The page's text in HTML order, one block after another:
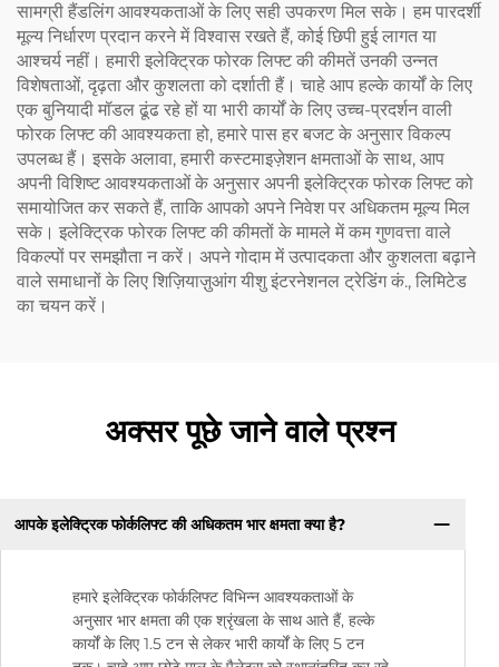
सामग्री हैंडलिंग आवश्यकताओं के लिए सही उपकरण मिल सके। हम पारदर्शी
मूल्य निर्धारण प्रदान करने में विश्वास रखते हैं, कोई छिपी हुई लागत या
आश्चर्य नहीं। हमारी इलेक्ट्रिक फोरक लिफ्ट की कीमतें उनकी उन्नत
विशेषताओं, दृढ़ता और कुशलता को दर्शाती हैं। चाहे आप हल्के कार्यों के लिए
एक बुनियादी मॉडल ढूंढ रहे हों या भारी कार्यों के लिए उच्च-प्रदर्शन वाली
फोरक लिफ्ट की आवश्यकता हो, हमारे पास हर बजट के अनुसार विकल्प
उपलब्ध हैं। इसके अलावा, हमारी कस्टमाइज़ेशन क्षमताओं के साथ, आप
अपनी विशिष्ट आवश्यकताओं के अनुसार अपनी इलेक्ट्रिक फोरक लिफ्ट को
समायोजित कर सकते हैं, ताकि आपको अपने निवेश पर अधिकतम मूल्य मिल
सके। इलेक्ट्रिक फोरक लिफ्ट की कीमतों के मामले में कम गुणवत्ता वाले
विकल्पों पर समझौता न करें। अपने गोदाम में उत्पादकता और कुशलता बढ़ाने
वाले समाधानों के लिए शिज़ियाज़ुआंग यीशु इंटरनेशनल ट्रेडिंग कं., लिमिटेड
का चयन करें।
अक्सर पूछे जाने वाले प्रश्न
आपके इलेक्ट्रिक फोर्कलिफ्ट की अधिकतम भार क्षमता क्या है?
हमारे इलेक्ट्रिक फोर्कलिफ्ट विभिन्न आवश्यकताओं के
अनुसार भार क्षमता की एक श्रृंखला के साथ आते हैं, हल्के
कार्यों के लिए 1.5 टन से लेकर भारी कार्यों के लिए 5 टन